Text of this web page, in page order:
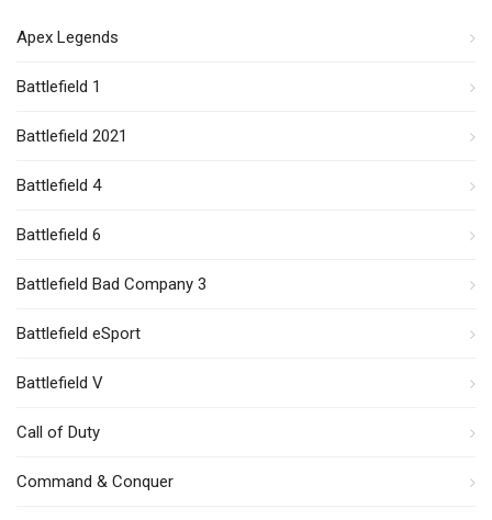
Apex Legends
Battlefield 1
Battlefield 2021
Battlefield 4
Battlefield 6
Battlefield Bad Company 3
Battlefield eSport
Battlefield V
Call of Duty
Command & Conquer